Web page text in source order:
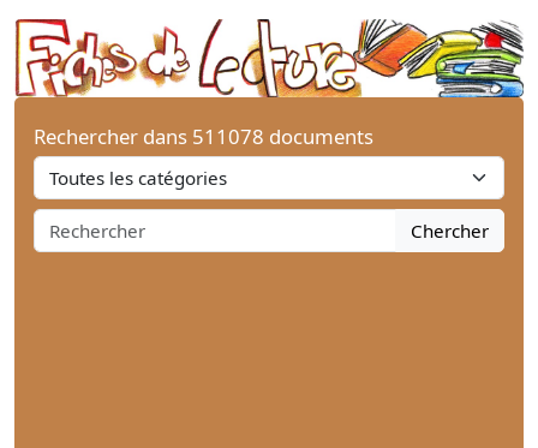
Rechercher dans 511078 documents
Chercher